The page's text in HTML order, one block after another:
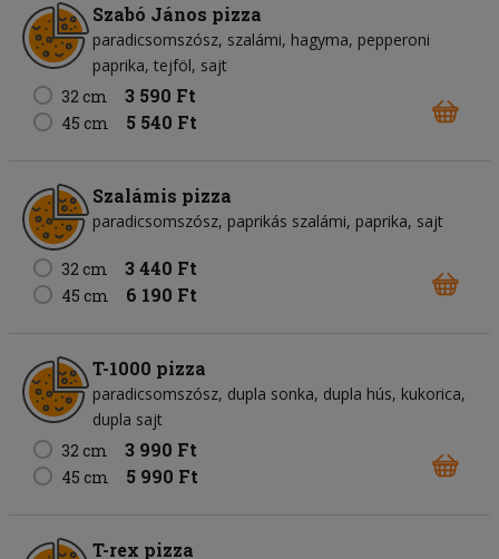
Szabó János pizza
paradicsomszósz szalámi hagyma pepperoni
paprika tejföl sajt
32 cm
3 590 Ft
45 cm 5 540 Ft
Szalámis pizza
paradicsomszósz paprikás szalámi paprika sajt
32 cm 3 440 Ft
45 cm 6 190 Ft
T-1000 pizza
paradicsomszósz dupla sonka dupla hús kukorica
dupla sajt
32 cm
3 990 Ft
45 cm 5 990 Ft
T-rex pizza